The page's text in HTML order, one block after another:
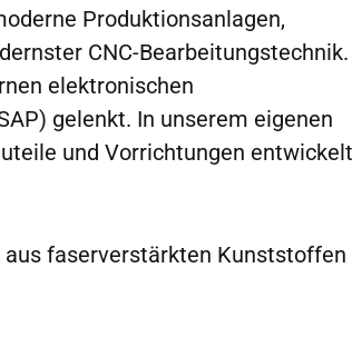
Produktionsanlagen,
CNC-Bearbeitungstechnik.
elektronischen
gelenkt. In unserem eigenen
und Vorrichtungen
faserverstärkten Kunststoffen